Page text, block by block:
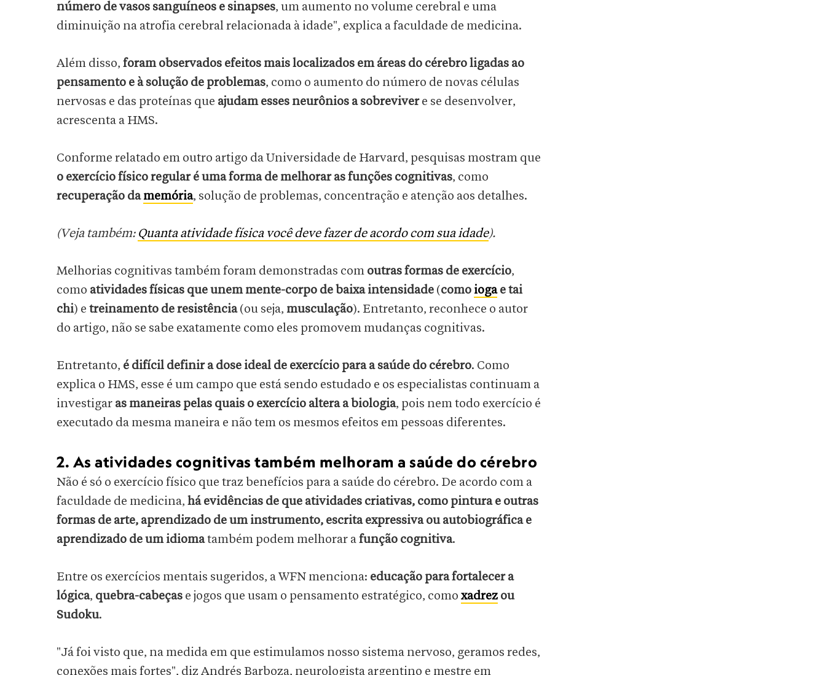
número de vasos sanguíneos e sinapses, um aumento no volume cerebral e uma
diminuição na atrofia cerebral relacionada à idade", explica a faculdade de medicina.
Além disso, foram observados efeitos mais localizados em áreas do cérebro ligadas ao
pensamento e à solução de problemas, como o aumento do número de novas células
nervosas e das proteínas que ajudam esses neurônios a sobrevivere se desenvolver,
acrescenta a HMS.
Conforme relatado em outro artigo da Universidade de Harvard, pesquisas mostram que
o exercício físico regular é uma forma de melhorar as funções cognitivas, como
recuperação damemória, solução de problemas, concentração e atenção aos detalhes.
(Veja também: Quanta atividade física você deve fazer de acordo com sua idade).
Melhorias cognitivas também foram demonstradas com outras formas de exercício,
como atividades físicas que unem mente-corpo de baixa intensidade (como iogae tai
chi) e treinamento de resistência(ou seja, musculação). Entretanto, reconhece o autor
do artigo, não se sabe exatamente como eles promovem mudanças cognitivas.
Entretanto, é difícil definir a dose ideal de exercício para a saúde do cérebro. Como
explica o HMS, esse é um campo que está sendo estudado e os especialistas continuam a
investigar as maneiras pelas quais o exercício altera a biologia, pois nem todo exercício é
executado da mesma maneira e não tem os mesmos efeitos em pessoas diferentes.
2. As atividades cognitivas também melhoram a saúde do cérebro
Não é só o exercício físico que traz benefícios para a saúde do cérebro. De acordo com a
faculdade de medicina, há evidências de que atividades criativas, como pintura e outras
formas de arte, aprendizado de um instrumento, escrita expressiva ou autobiográfica e
aprendizado de um idiomatambém podem melhorar afunção cognitiva.
Entre os exercícios mentais sugeridos, a WFN menciona: educação para fortalecer a
lógica, quebra-cabeças e jogos que usam o pensamento estratégico, como xadrez ou
Sudoku.
"Já foi visto que, na medida em que estimulamos nosso sistema nervoso, geramos redes,
conexões mais fortes", diz Andrés Barboza, neurologista argentino e mestre em